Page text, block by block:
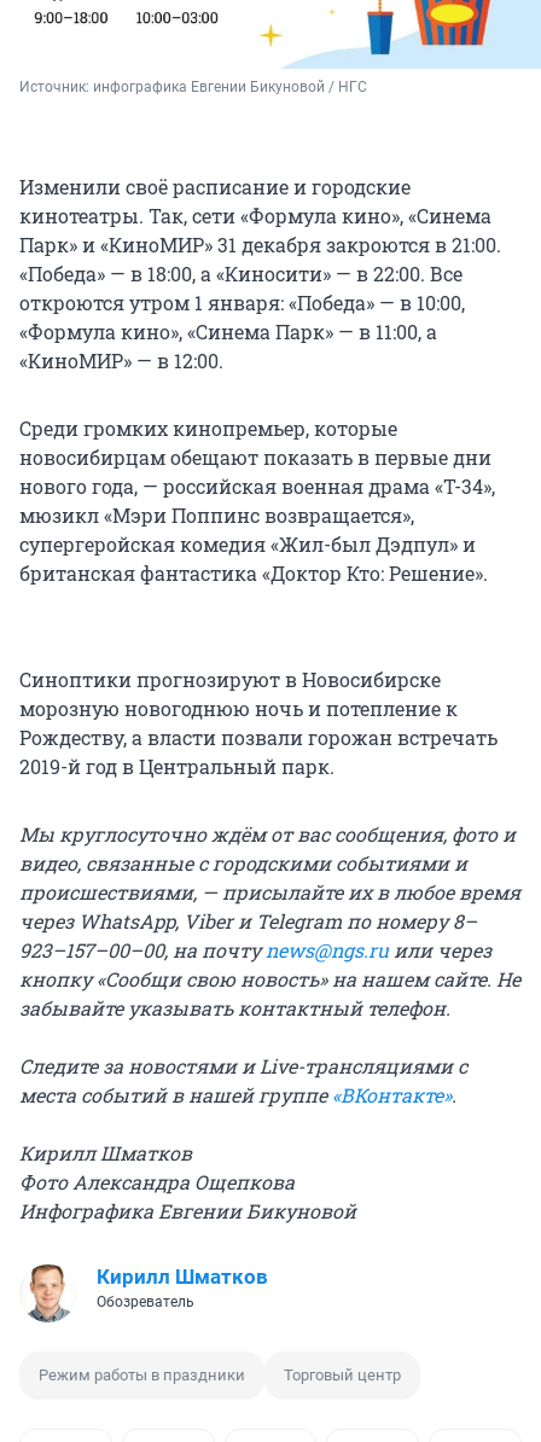
Источник: инфографика Евгении Бикуновой / НГС
Изменили своё расписание и городские
кинотеатры. Так, сети «Формула кино», «Синема
Парк» и «КиноМИР» 31 декабря закроются в 21:00.
«Победа» — в 18:00, а «Киносити» — в 22:00. Все
откроются утром 1 января: «Победа» — в 10:00,
«Формула кино», «Синема Парк» — в 11:00, а
«КиноМИР» — в 12:00.
Среди громких кинопремьер, которые
новосибирцам обещают показать в первые дни
нового года, — российская военная драма «Т-34»,
мюзикл «Мэри Поппинс возвращается»,
супергеройская комедия «Жил-был Дэдпул» и
британская фантастика «Доктор Кто: Решение».
Синоптики прогнозируют в Новосибирске
морозную новогоднюю ночь и потепление к
Рождеству, а власти позвали горожан встречать
2019-й год в Центральный парк.
Мы круглосуточно ждём от вас сообщения, фото и
видео, связанные с городскими событиями и
происшествиями, — присылайте их в любое время
через WhatsApp, Viber и Telegram по номеру 8–
923–157–00–00, на почтуnews@ngs.ruили через
кнопку «Сообщи свою новость» на нашем сайте. Не
забывайте указывать контактный телефон.
Следите за новостями и Live-трансляциями с
места событий в нашей группе«ВКонтакте».
Кирилл Шматков
Фото Александра Ощепкова
Инфографика Евгении Бикуновой
Кирилл Шматков
Обозреватель
Режим работы в праздники Торговый центр